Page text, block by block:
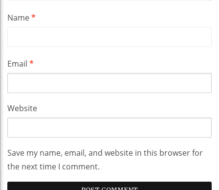
Name*
Email *
Website
Save my name, email, and website in this browser for
the next time I comment.